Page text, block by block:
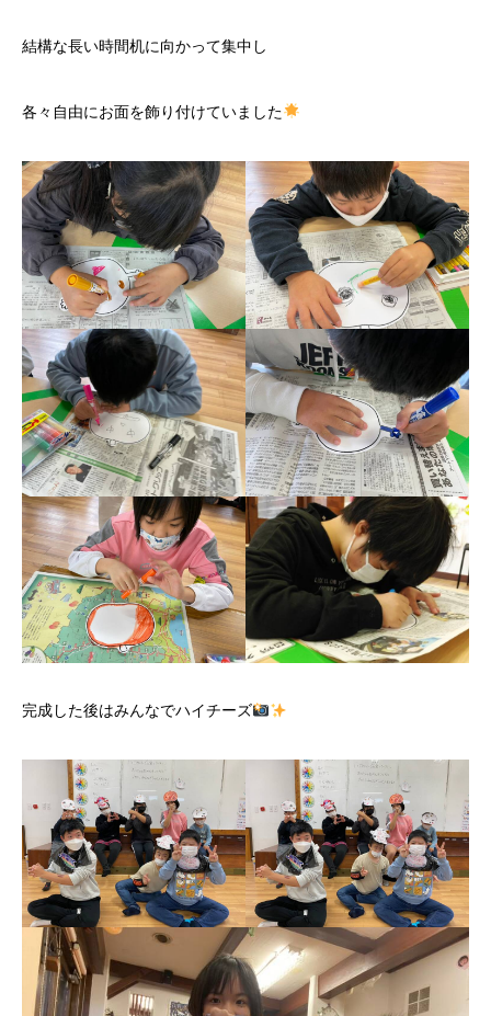
結構な長い時間机に向かって集中し
各々自由にお面を飾り付けていました
完成した後はみんなでハイチーズ